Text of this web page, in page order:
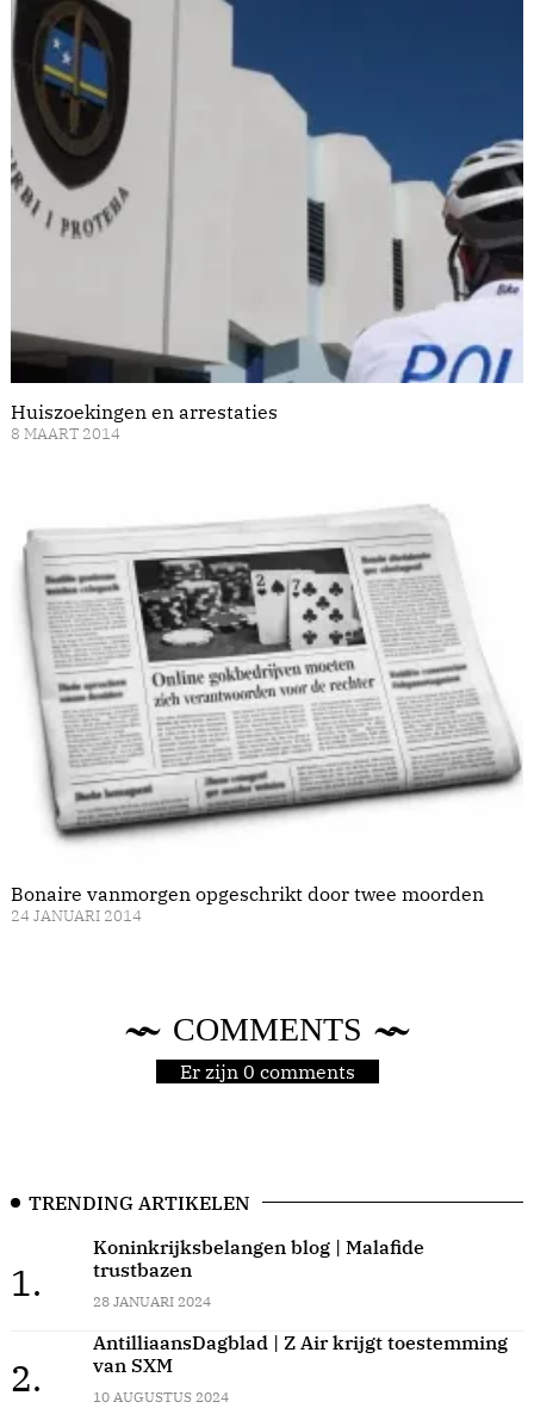
Huiszoekingen en arrestaties
8 MAART 2014
Bonaire vanmorgen opgeschrikt door twee moorden
24 JANUARI 2014
COMMENTS
Er zijn 0 comments
TRENDING ARTIKELEN
1.
Koninkrijksbelangen blog | Malafide
trustbazen
28 JANUARI 2024
2.
AntilliaansDagblad | Z Air krijgt toestemming
van SXM
10 AUGUSTUS 2024